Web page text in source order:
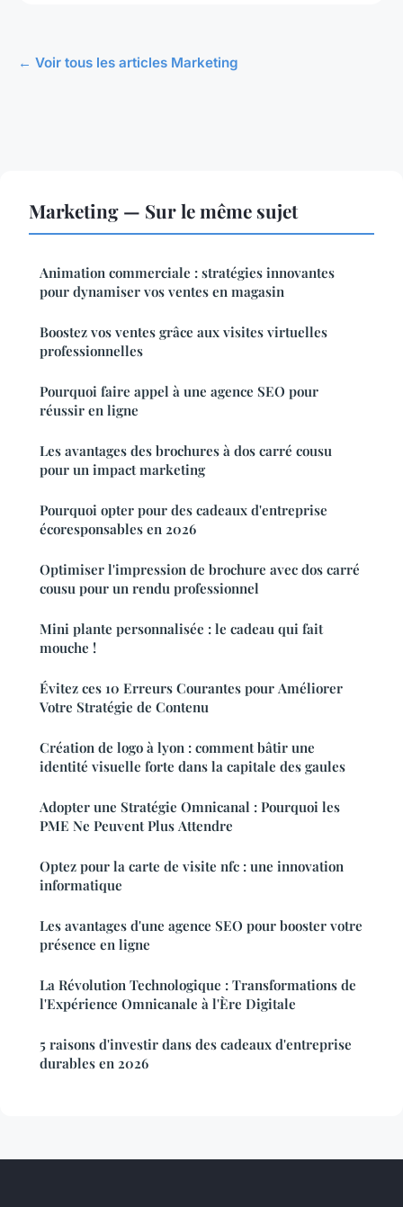
← Voir tous les articles Marketing
Marketing — Sur le même sujet
Animation commerciale : stratégies innovantes
pour dynamiser vos ventes en magasin
Boostez vos ventes grâce aux visites virtuelles
professionnelles
Pourquoi faire appel à une agence SEO pour
réussir en ligne
Les avantages des brochures à dos carré cousu
pour un impact marketing
Pourquoi opter pour des cadeaux d'entreprise
écoresponsables en 2026
Optimiser l'impression de brochure avec dos carré
cousu pour un rendu professionnel
Mini plante personnalisée : le cadeau qui fait
mouche !
Évitez ces 10 Erreurs Courantes pour Améliorer
Votre Stratégie de Contenu
Création de logo à lyon : comment bâtir une
identité visuelle forte dans la capitale des gaules
Adopter une Stratégie Omnicanal : Pourquoi les
PME Ne Peuvent Plus Attendre
Optez pour la carte de visite nfc : une innovation
informatique
Les avantages d'une agence SEO pour booster votre
présence en ligne
La Révolution Technologique : Transformations de
l'Expérience Omnicanale à l'Ère Digitale
5 raisons d'investir dans des cadeaux d'entreprise
durables en 2026